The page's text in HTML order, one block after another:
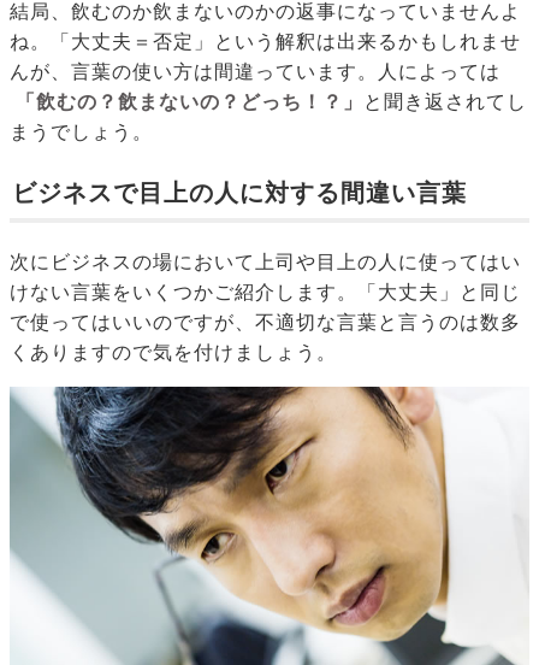
結局、飲むのか飲まないのかの返事になっていませんよ
ね。「大丈夫＝否定」という解釈は出来るかもしれませ
んが、言葉の使い方は間違っています。人によっては
「飲むの？飲まないの？どっち！？」
と聞き返されてし
まうでしょう。
ビジネスで目上の人に対する間違い言葉
次にビジネスの場において上司や目上の人に使ってはい
けない言葉をいくつかご紹介します。「大丈夫」と同じ
で使ってはいいのですが、不適切な言葉と言うのは数多
くありますので気を付けましょう。